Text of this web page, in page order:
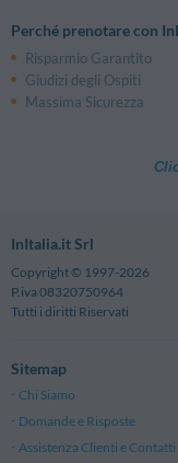
Perché prenotare con
Risparmio Garantito
Giudizi degli Ospiti
Massima Sicurezza
InItalia.it Srl
Copyright © 1997-2026
P.iva 08320750964
Tutti i diritti Riservati
Sitemap
Chi Siamo
Domande e Risposte
Assistenza Clienti e Contatti